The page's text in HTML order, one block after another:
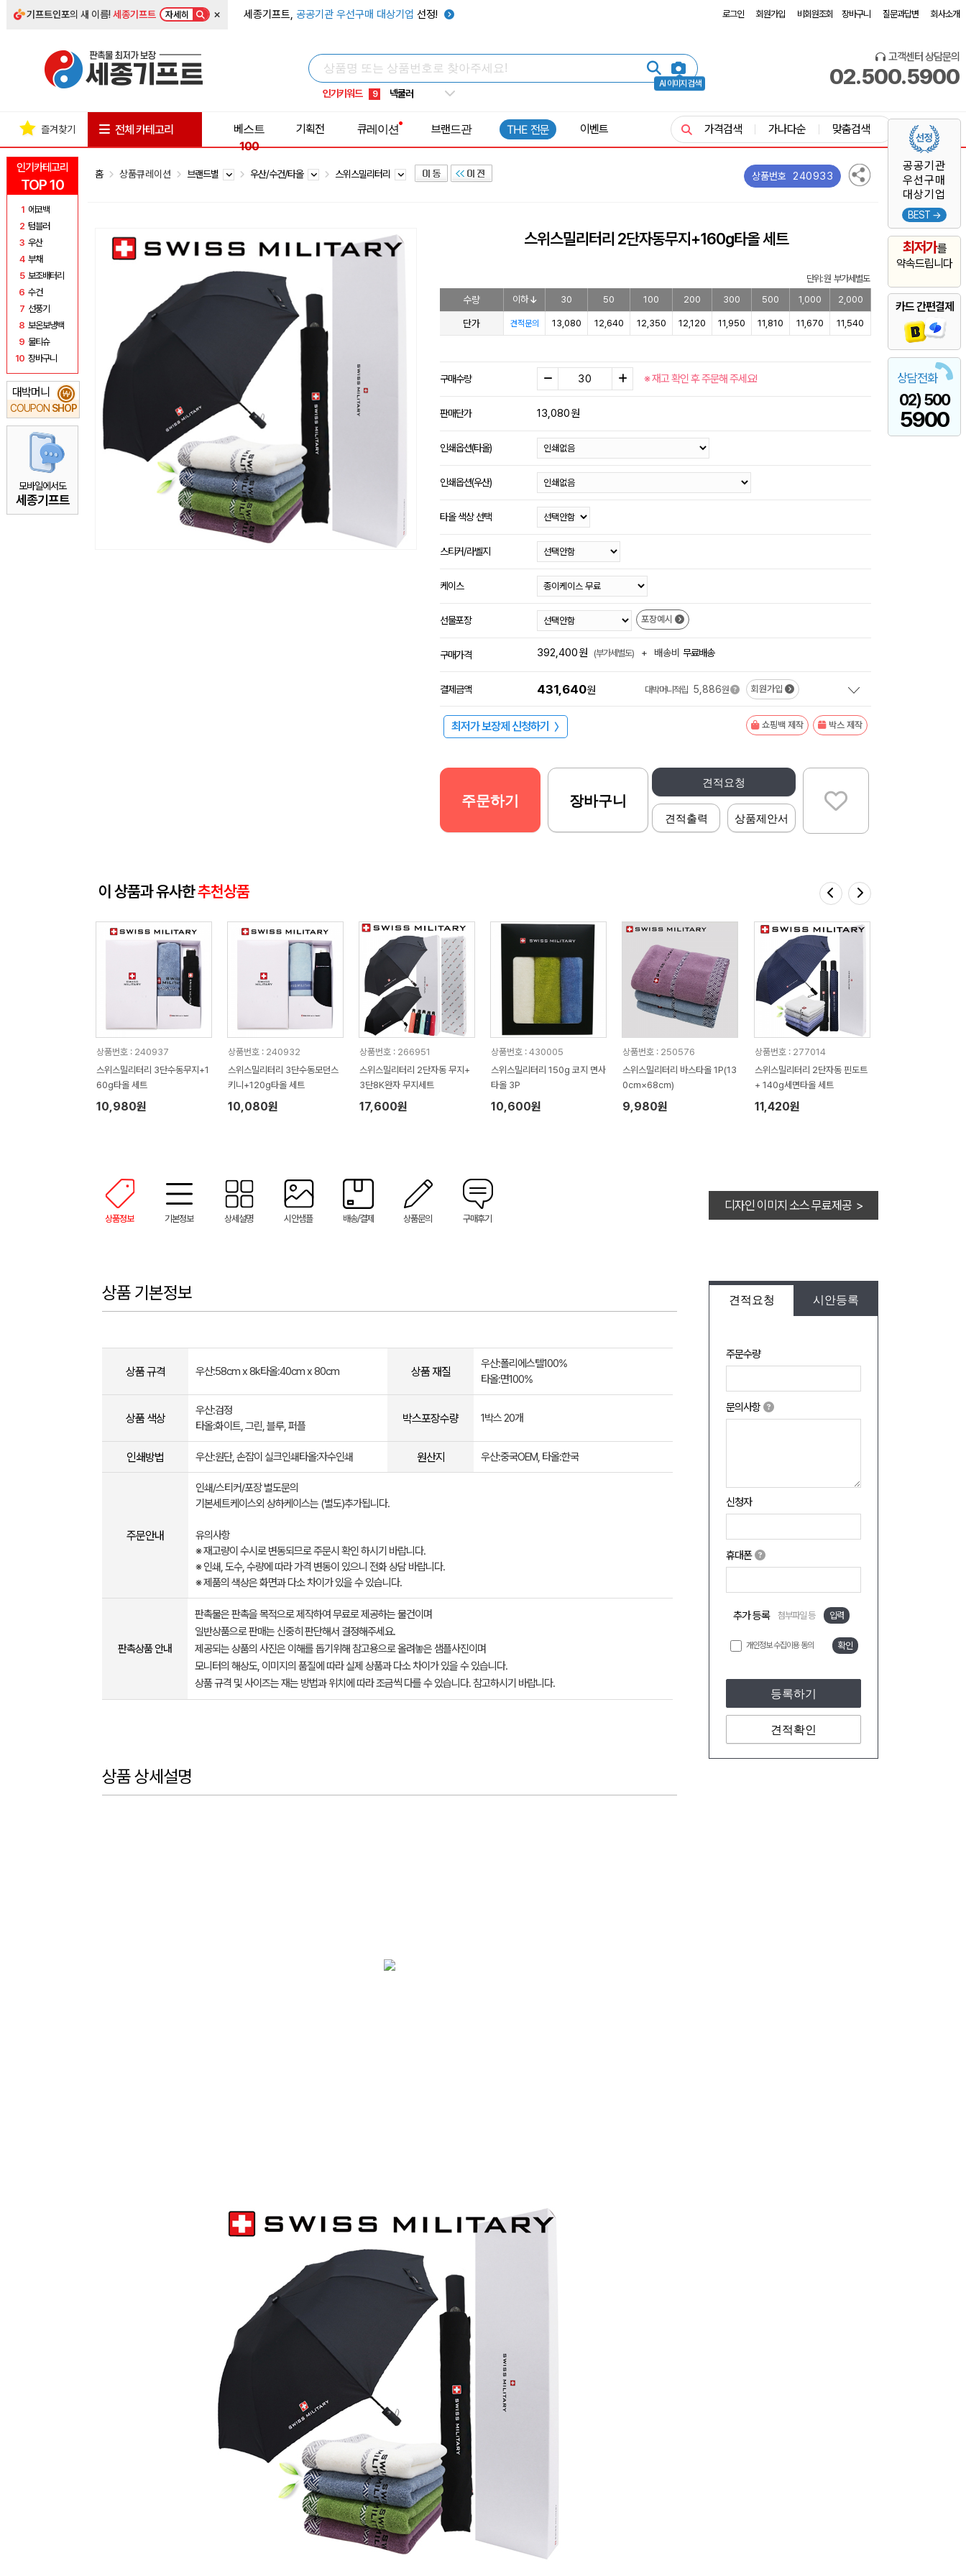
기프트인포의 새 이름!세종기프트 자세히 × 세종기프트, 공공기관 우선구매 대상기업 선정! 로그인 회원가입 비회원조회 장바구니 질문과답변 회사소개
AI 이미지 검색
인기키워드
5 키캡
8 쿨토시
9 넥쿨러
1 선풍기
고객센터 상담문의
02.500.5900
인기카테고리
TOP 10
1 에코백
2 텀블러
3 우산
4 부채
5 보조배터리
6 수건
7 선풍기
8 보온보냉백
9 물티슈
10 장바구니
대박머니
COUPON SHOP
₩
모바일에서도
세종기프트
공공기관
우선구매
대상기업
BEST →
최저가를
약속드립니다
카드 간편결제
상담전화
02) 500
5900
즐겨찾기 전체 카테고리
베스트
100
기획전 큐레이션 브랜드관 THE 전문 이벤트 가격검색 가나다순 맞춤검색
홈 상품큐레이션 브랜드별 우산/수건/타올 스위스밀리터리 상품번호 240933
스위스밀리터리 2단자동무지+160g타올 세트
단위: 원 부가세별도
수량 이하 30 50 100 200 300 500 1,000 2,000
단가 견적문의 13,080 12,640 12,350 12,120 11,950 11,810 11,670 11,540
구매수량 ※ 재고 확인 후 주문해 주세요!
판매단가 13,080원
인쇄옵션(타올)
인쇄옵션(우산)
타올 색상 선택
스티커/라벨지
케이스
선물포장 포장예시
구매가격 392,400원 (부가세별도) + 배송비 무료배송
결제금액 431,640원 대박머니적립 5,886원 회원가입
최저가 보장제 신청하기 〉 쇼핑백 제작 박스 제작
견적요청
견적출력 상품제안서
주문하기 장바구니
이 상품과 유사한추천상품
상품번호 : 240937
스위스밀리터리 3단수동무지+1
60g타올 세트
10,980원
상품번호 : 240932
스위스밀리터리 3단수동모던스
키니+120g타올 세트
10,080원
상품번호 : 266951
스위스밀리터리 2단자동 무지+
3단8K완자 무지세트
17,600원
상품번호 : 430005
스위스밀리터리 150g 코지 면사
타올 3P
10,600원
상품번호 : 250576
스위스밀리터리 바스타올 1P(13
0㎝×68㎝)
9,980원
상품번호 : 277014
스위스밀리터리 2단자동 핀도트
+ 140g세면타올 세트
11,420원
상품정보 기본정보 상세설명 시안샘플 배송/결제 상품문의 구매후기
디자인 이미지 소스 무료제공 >
견적요청 시안등록
주문수량
문의사항
신청자
휴대폰
추가 등록 첨부파일 등 입력
개인정보 수집이용 동의 확인
등록하기
견적확인
상품 기본정보
상품 규격 우산:58cm x 8k타올:40cm x 80cm 상품 재질
우산:폴리에스텔100%
타올:면100%
상품 색상
우산:검정
타올:화이트, 그린, 블루, 퍼플
박스포장수량 1박스 20개
인쇄방법 우산:원단, 손잡이 실크인쇄타올:자수인쇄 원산지 우산:중국OEM, 타올:한국
주문안내
인쇄/스티커/포장 별도문의
기본세트케이스외 상하케이스는 (별도)추가됩니다.
유의사항
※ 재고량이 수시로 변동되므로 주문시 확인 하시기 바랍니다.
※ 인쇄, 도수, 수량에 따라 가격 변동이 있으니 전화 상담 바랍니다.
※ 제품의 색상은 화면과 다소 차이가 있을 수 있습니다.
판촉상품 안내
판촉물은 판촉을 목적으로 제작하여 무료로 제공하는 물건이며
일반상품으로 판매는 신중히 판단해서 결정해주세요.
제공되는 상품의 사진은 이해를 돕기위해 참고용으로 올려놓은 샘플사진이며
모니터의 해상도, 이미지의 품질에 따라 실제 상품과 다소 차이가 있을 수 있습니다.
상품 규격 및 사이즈는 재는 방법과 위치에 따라 조금씩 다를 수 있습니다. 참고하시기 바랍니다.
상품 상세설명